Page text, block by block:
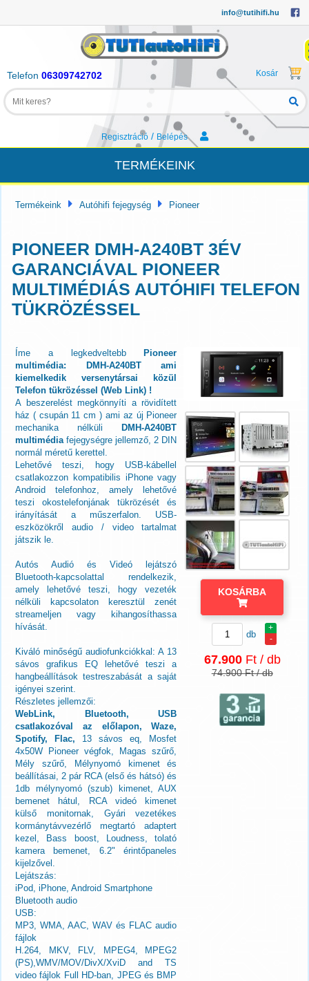
info@tutihifi.hu
Telefon 06309742702 Kosár
Regisztráció/ Belépés
TERMÉKEINK
Termékeink Autóhifi fejegység Pioneer
PIONEER DMH-A240BT 3ÉV
GARANCIÁVAL PIONEER
MULTIMÉDIÁS AUTÓHIFI TELEFON
TÜKRÖZÉSSEL
Íme a legkedveltebbPioneer
multimédia: DMH-A240BT ami
kiemelkedik versenytársai közül
Telefon tükrözéssel (Web Link) !
A beszerelést megkönnyíti a rövidített
ház ( csupán 11 cm ) ami az új Pioneer
mechanika nélküliDMH-A240BT
multimédia fejegységre jellemző, 2 DIN
normál méretű kerettel.
Lehetővé teszi, hogy USB-kábellel
csatlakozzon kompatibilis iPhone vagy
Android telefonhoz, amely lehetővé
teszi okostelefonjának tükrözését és
irányítását a műszerfalon. USB-
eszközökről audio / video tartalmat
játszik le.
Autós Audió és Videó lejátszó
Bluetooth-kapcsolattal rendelkezik,
amely lehetővé teszi, hogy vezeték
nélküli kapcsolaton keresztül zenét
streameljen vagy kihangosíthassa
hívását.
Kiváló minőségű audiofunkciókkal: A 13
sávos grafikus EQ lehetővé teszi a
hangbeállítások testreszabását a saját
igényei szerint.
Részletes jellemzői:
WebLink, Bluetooth, USB
csatlakozóval az előlapon, Waze,
Spotify, Flac, 13 sávos eq, Mosfet
4x50W Pioneer végfok, Magas szűrő,
Mély szűrő, Mélynyomó kimenet és
beállításai, 2 pár RCA (első és hátsó) és
1db mélynyomó (szub) kimenet, AUX
bemenet hátul, RCA videó kimenet
külső monitornak, Gyári vezetékes
kormánytávvezérlő megtartó adaptert
kezel, Bass boost, Loudness, tolató
kamera bemenet, 6.2" érintőpaneles
kijelzővel.
Lejátszás:
iPod, iPhone, Android Smartphone
Bluetooth audio
USB:
MP3, WMA, AAC, WAV és FLAC audio
fájlok
H.264, MKV, FLV, MPEG4, MPEG2
(PS),WMV/MOV/DivX/XviD and TS
video fájlok Full HD-ban, JPEG és BMP
KOSÁRBA
+
-
db
67.900Ft / db
74.900 Ft / db